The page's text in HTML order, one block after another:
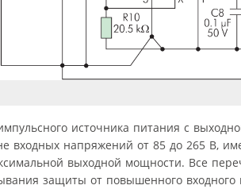
источника питания с
входных напряжений от 85 до 265 В,
выходной мощности. Все
защиты от повышенного